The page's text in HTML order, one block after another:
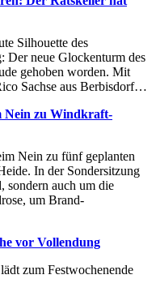
Silhouette des
Der neue Glockenturm des
gehoben worden. Mit
Sachse aus Berbisdorf…
Nein zu Windkraft-
Nein zu fünf geplanten
In der Sondersitzung
sondern auch um die
um Brand-
vor Vollendung
zum Festwochenende